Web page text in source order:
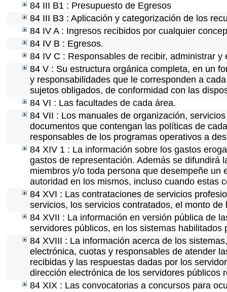
84 III B1 : Presupuesto de Egresos
84 III B3 : Aplicación y categorización de los
84 IV A : Ingresos recibidos por cualquier
84 IV B : Egresos.
84 IV C : Responsables de recibir, administrar y
84 V : Su estructura orgánica completa, en un
y responsabilidades que le corresponden a
sujetos obligados, de conformidad con las
84 VI : Las facultades de cada área.
84 VII : Los manuales de organización,
documentos que contengan las políticas de
responsables de los programas operativos a
84 XIV 1 : La información sobre los gastos
gastos de representación. Además se difundirá
miembros y/o toda persona que desempeñe
autoridad en los mismos, incluso cuando estas
84 XVI : Las contrataciones de servicios
servicios, los servicios contratados, el monto
84 XVII : La información en versión pública de
servidores públicos, en los sistemas
84 XVIII : La información acerca de los
electrónica, cuotas y responsables de atender
recibidas y las respuestas dadas por los
dirección electrónica de los servidores públicos
84 XIX : Las convocatorias a concursos para